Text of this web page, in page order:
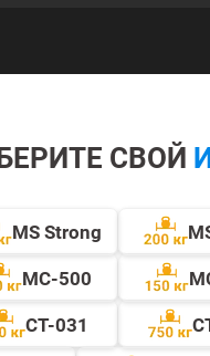
СВОЙ
MS Strong
МС-500
СТ-031